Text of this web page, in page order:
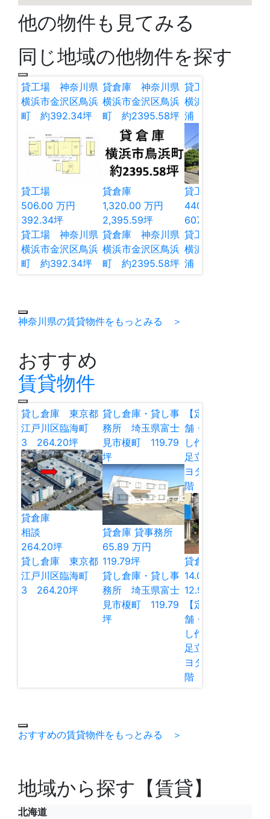
他の物件も見てみる
同じ地域の他物件を探す
貸工場 神奈川県
横浜市金沢区鳥浜
町 約392.34坪
貸工場
506.00 万円
392.34坪
貸工場 神奈川県
横浜市金沢区鳥浜
町 約392.34坪
貸倉庫 神奈川県
横浜市金沢区鳥浜
町 約2395.58坪
貸倉庫
1,320.00 万円
2,395.59坪
貸倉庫 神奈川県
横浜市金沢区鳥浜
町 約2395.58坪
貸工場 神奈川県
横浜市金沢区福
浦 約607.72坪
貸工場
440.00
607.72
貸工場 神奈川県
横浜市金沢区福
浦 約607.72坪
神奈川県の賃貸物件をもっとみる ＞
おすすめ
賃貸物件
貸し倉庫 東京都
江戸川区臨海町
3 264.20坪
貸倉庫
相談
264.20坪
貸し倉庫 東京都
江戸川区臨海町
3 264.20坪
貸し倉庫・貸し事
務所 埼玉県富士
見市榎町 119.79
坪
貸倉庫 貸事務所
65.89 万円
119.79坪
貸し倉庫・貸し事
務所 埼玉県富士
見市榎町 119.79
坪
【定借】貸し店
舗・貸し倉庫・貸
し作業所 東京都
足立区谷在家2 キ
ヨタマンション1
階 12.97坪
貸倉庫
14.00
12.98
【定借】貸し店
舗・貸し倉庫・貸
し作業所 東京都
足立区谷在家2 キ
ヨタマンション1
階 12.97坪
おすすめの賃貸物件をもっとみる ＞
地域から探す【賃貸】
北海道